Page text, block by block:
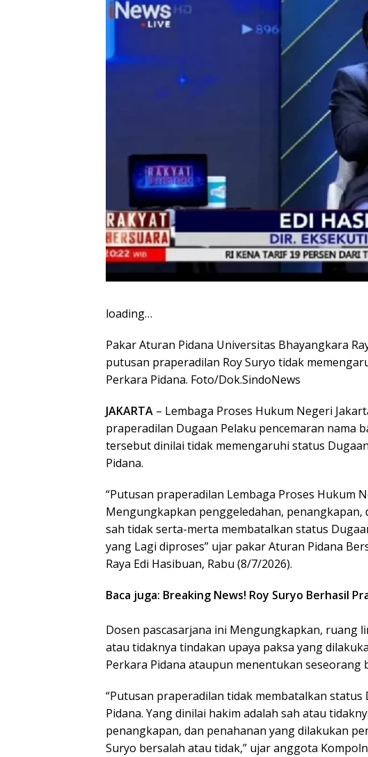
loading…
Pakar Aturan Pidana Universitas Bhayangkara
putusan praperadilan Roy Suryo tidak
Perkara Pidana. Foto/Dok.SindoNews
JAKARTA – Lembaga Proses Hukum Negeri
praperadilan Dugaan Pelaku pencemaran nama
tersebut dinilai tidak memengaruhi status
Pidana.
“Putusan praperadilan Lembaga Proses Hukum
Mengungkapkan penggeledahan, penangkapan,
sah tidak serta-merta membatalkan status
yang Lagi diproses” ujar pakar Aturan Pidana
Raya Edi Hasibuan, Rabu (8/7/2026).
Baca juga: Breaking News! Roy Suryo Berhasil
Dosen pascasarjana ini Mengungkapkan, ruang
atau tidaknya tindakan upaya paksa yang
Perkara Pidana ataupun menentukan seseorang
“Putusan praperadilan tidak membatalkan
Pidana. Yang dinilai hakim adalah sah atau
penangkapan, dan penahanan yang dilakukan
Suryo bersalah atau tidak,” ujar anggota